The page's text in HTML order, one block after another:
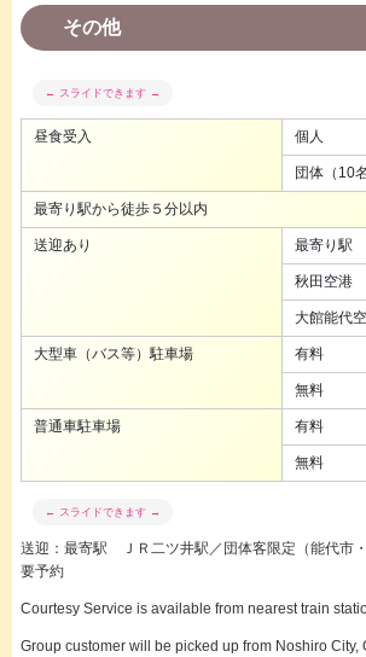
その他
昼食受入 個人
団体（10
最寄り駅から徒歩５分以内
送迎あり 最寄り駅
秋田空港
大館能代
大型車（バス等）駐車場 有料
無料
普通車駐車場 有料
無料
送迎：最寄駅 ＪＲ二ツ井駅／団体客限定（能代市
要予約
Courtesy Service is available from nearest train
Group customer will be picked up from Noshiro City,